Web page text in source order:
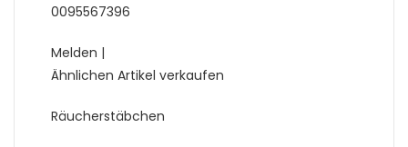
0095567396
Melden |
Ähnlichen Artikel verkaufen
Räucherstäbchen